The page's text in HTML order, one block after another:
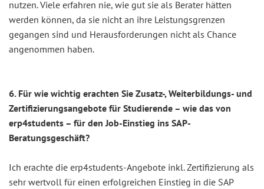
nutzen. Viele erfahren nie, wie gut sie als Berater hätten
werden können, da sie nicht an ihre Leistungsgrenzen
gegangen sind und Herausforderungen nicht als Chance
angenommen haben.
6. Für wie wichtig erachten Sie Zusatz-, Weiterbildungs- und
Zertifizierungsangebote für Studierende – wie das von
erp4students – für den Job-Einstieg ins SAP-
Beratungsgeschäft?
Ich erachte die erp4students-Angebote inkl. Zertifizierung als
sehr wertvoll für einen erfolgreichen Einstieg in die SAP